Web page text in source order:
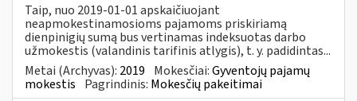
Taip, nuo 2019-01-01 apskaičiuojant
neapmokestinamosioms pajamoms priskiriamą
dienpinigių sumą bus vertinamas indeksuotas darbo
užmokestis (valandinis tarifinis atlygis), t. y. padidintas...
Metai (Archyvas): 2019 Mokesčiai:Gyventojų pajamų
mokestis Pagrindinis: Mokesčių pakeitimai